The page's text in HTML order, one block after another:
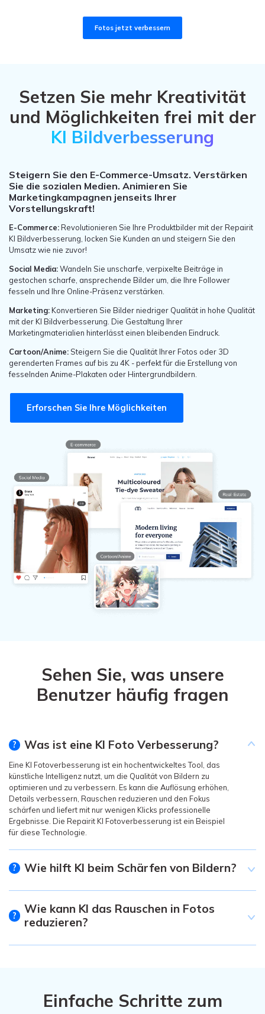
Fotos jetzt verbessern
und Möglichkeiten frei mit der
KI Bildverbesserung
Sie die sozialen Medien. Animieren Sie
Marketingkampagnen jenseits Ihrer
Vorstellungskraft!
E-Commerce:Revolutionieren Sie Ihre Produktbilder mit der Repairit
KI Bildverbesserung, locken Sie Kunden an und steigern Sie den
Umsatz wie nie zuvor!
gestochen scharfe, ansprechende Bilder um, die Ihre Follower
fesseln und Ihre Online-Präsenz verstärken.
mit der KI Bildverbesserung. Die Gestaltung Ihrer
Marketingmaterialien hinterlässt einen bleibenden Eindruck.
Cartoon/Anime:Steigern Sie die Qualität Ihrer Fotos oder 3D
gerenderten Frames auf bis zu 4K - perfekt für die Erstellung von
fesselnden Anime-Plakaten oder Hintergrundbildern.
Erforschen Sie Ihre Möglichkeiten
Benutzer häufig fragen
Eine KI Fotoverbesserung ist ein hochentwickeltes Tool, das
künstliche Intelligenz nutzt, um die Qualität von Bildern zu
optimieren und zu verbessern. Es kann die Auflösung erhöhen,
Details verbessern, Rauschen reduzieren und den Fokus
schärfen und liefert mit nur wenigen Klicks professionelle
Ergebnisse. Die Repairit KI Fotoverbesserung ist ein Beispiel
für diese Technologie.
reduzieren?
Verbessern von Fotos mit KI